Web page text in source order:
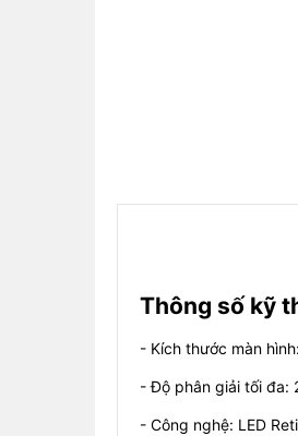
Thông số kỹ
- Kích thước màn
- Độ phân giải tối đa:
- Công nghệ: LED